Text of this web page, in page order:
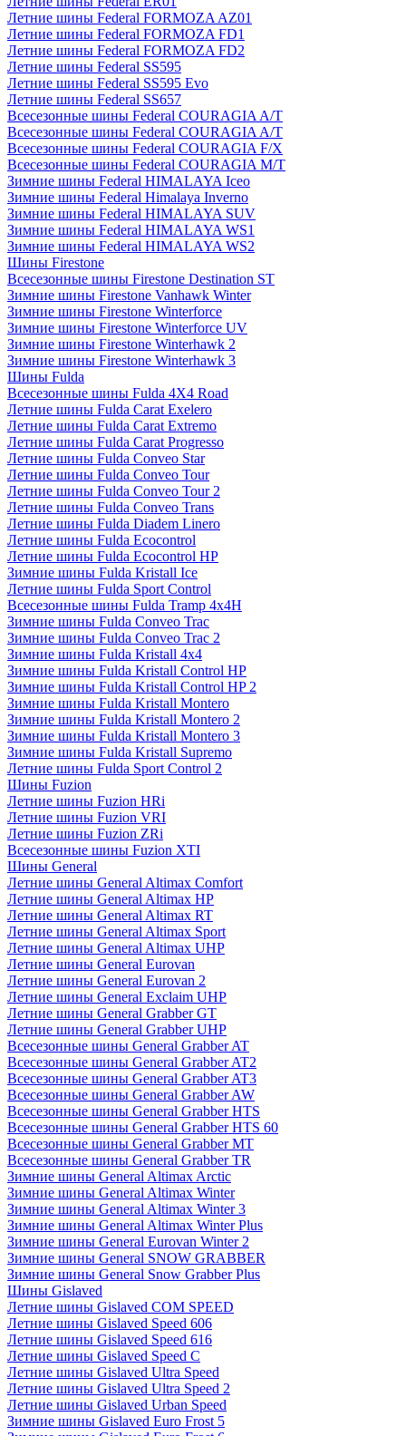
Летние шины Federal FORMOZA AZ01
Летние шины Federal FORMOZA FD1
Летние шины Federal FORMOZA FD2
Летние шины Federal SS595
Летние шины Federal SS595 Evo
Летние шины Federal SS657
Всесезонные шины Federal COURAGIA A/T
Всесезонные шины Federal COURAGIA A/T
Всесезонные шины Federal COURAGIA F/X
Всесезонные шины Federal COURAGIA M/T
Зимние шины Federal HIMALAYA Iceo
Зимние шины Federal Himalaya Inverno
Зимние шины Federal HIMALAYA SUV
Зимние шины Federal HIMALAYA WS1
Зимние шины Federal HIMALAYA WS2
Шины Firestone
Всесезонные шины Firestone Destination ST
Зимние шины Firestone Vanhawk Winter
Зимние шины Firestone Winterforce
Зимние шины Firestone Winterforce UV
Зимние шины Firestone Winterhawk 2
Зимние шины Firestone Winterhawk 3
Шины Fulda
Всесезонные шины Fulda 4X4 Road
Летние шины Fulda Carat Exelero
Летние шины Fulda Carat Extremo
Летние шины Fulda Carat Progresso
Летние шины Fulda Conveo Star
Летние шины Fulda Conveo Tour
Летние шины Fulda Conveo Tour 2
Летние шины Fulda Conveo Trans
Летние шины Fulda Diadem Linero
Летние шины Fulda Ecocontrol
Летние шины Fulda Ecocontrol HP
Зимние шины Fulda Kristall Ice
Летние шины Fulda Sport Control
Всесезонные шины Fulda Tramp 4x4H
Зимние шины Fulda Conveo Trac
Зимние шины Fulda Conveo Trac 2
Зимние шины Fulda Kristall 4x4
Зимние шины Fulda Kristall Control HP
Зимние шины Fulda Kristall Control HP 2
Зимние шины Fulda Kristall Montero
Зимние шины Fulda Kristall Montero 2
Зимние шины Fulda Kristall Montero 3
Зимние шины Fulda Kristall Supremo
Летние шины Fulda Sport Control 2
Шины Fuzion
Летние шины Fuzion HRi
Летние шины Fuzion VRI
Летние шины Fuzion ZRi
Всесезонные шины Fuzion XTI
Шины General
Летние шины General Altimax Comfort
Летние шины General Altimax HP
Летние шины General Altimax RT
Летние шины General Altimax Sport
Летние шины General Altimax UHP
Летние шины General Eurovan
Летние шины General Eurovan 2
Летние шины General Exclaim UHP
Летние шины General Grabber GT
Летние шины General Grabber UHP
Всесезонные шины General Grabber AT
Всесезонные шины General Grabber AT2
Всесезонные шины General Grabber AT3
Всесезонные шины General Grabber AW
Всесезонные шины General Grabber HTS
Всесезонные шины General Grabber HTS 60
Всесезонные шины General Grabber MT
Всесезонные шины General Grabber TR
Зимние шины General Altimax Arctic
Зимние шины General Altimax Winter
Зимние шины General Altimax Winter 3
Зимние шины General Altimax Winter Plus
Зимние шины General Eurovan Winter 2
Зимние шины General SNOW GRABBER
Зимние шины General Snow Grabber Plus
Шины Gislaved
Летние шины Gislaved COM SPEED
Летние шины Gislaved Speed 606
Летние шины Gislaved Speed 616
Летние шины Gislaved Speed C
Летние шины Gislaved Ultra Speed
Летние шины Gislaved Ultra Speed 2
Летние шины Gislaved Urban Speed
Зимние шины Gislaved Euro Frost 5